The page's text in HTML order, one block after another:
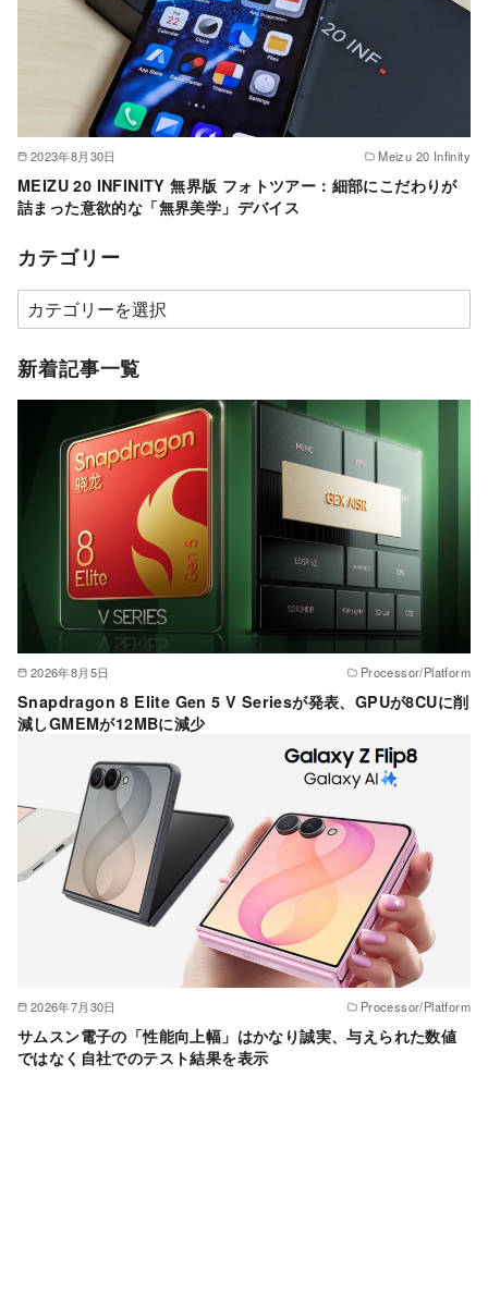
2023年8月30日 Meizu 20 Infinity
MEIZU 20 INFINITY 無界版 フォトツアー：細部にこだわりが
詰まった意欲的な「無界美学」デバイス
カテゴリー
カ
テ
ゴ
新着記事一覧
2026年8月5日 Processor/Platform
Snapdragon 8 Elite Gen 5 V Seriesが発表、GPUが8CUに削
減しGMEMが12MBに減少
2026年7月30日 Processor/Platform
サムスン電子の「性能向上幅」はかなり誠実、与えられた数値
ではなく自社でのテスト結果を表示